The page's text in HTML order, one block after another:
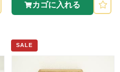
カゴに入れる
SALE